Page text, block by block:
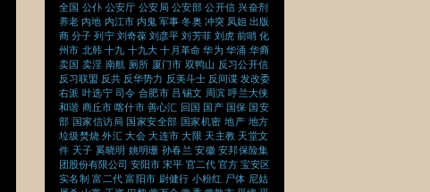
全国 公仆 公安厅 公安局 公安部 公开信 兴奋剂
养老 内地 内江市 内鬼 军事 冬奥 冲突 凤姐 出版
商 分子 列宁 刘奇葆 刘彦平 刘芳菲 刘虎 前哨 化
州市 北韩 十九 十九大 十月革命 华为 华涌 华裔
卖国 卖淫 南航 厕所 厦门市 双鸭山 反习公开信
反习联盟 反共 反华势力 反美斗士 反间谍 发改委
右派 叶选宁 司令 合肥市 吕锡文 周滨 呼兰大侠
和谐 商丘市 喀什市 善心汇 回国 国产 国保 国安
部 国家信访局 国家安全部 国家机密 地产 地方
垃圾焚烧 外汇 大会 大连市 大限 天主教 天堂文
件 天子 奚晓明 姚明珊 孙春兰 安徽 安邦保险集
团股份有限公司 安阳市 宋平 官二代 官方 宝安区
实名制 富二代 富阳市 尉健行 小粉红 尸体 尼姑